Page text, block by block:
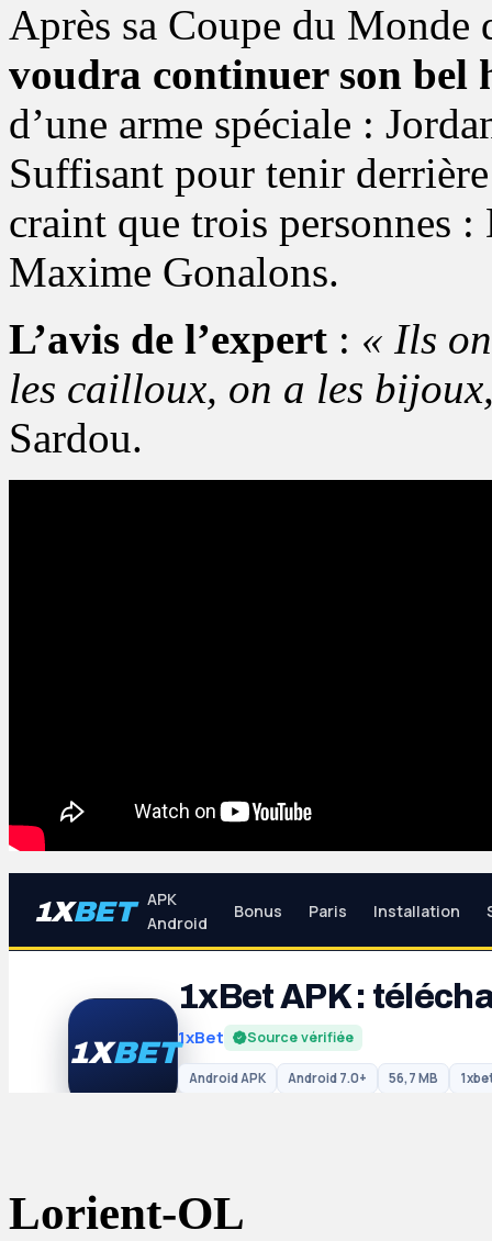
Après sa Coupe du Monde
voudra continuer son bel
d’une arme spéciale :
Suffisant pour tenir
craint que trois personnes
Maxime Gonalons.
L’avis de l’expert : « Ils
les cailloux, on a les
Sardou.
Lorient-OL